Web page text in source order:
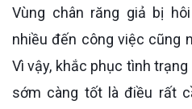
Vùng chân răng giả bị hôi kéo dài ảnh hưởng rất
nhiều đến công việc cũng
Vì vậy, khắc phục tình
sớm càng tốt là điều rất